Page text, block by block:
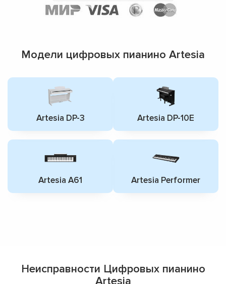
Модели цифровых пианино Artesia
Artesia DP-3 Artesia DP-10E
Artesia A61 Artesia Performer
Неисправности Цифровых пианино